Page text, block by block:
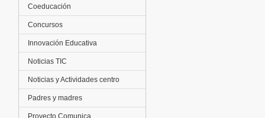
Coeducación
Concursos
Innovación Educativa
Noticias TIC
Noticias y Actividades centro
Padres y madres
Proyecto Comunica